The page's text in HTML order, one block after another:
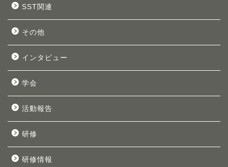
SST関連
その他
インタビュー
学会
活動報告
研修
研修情報